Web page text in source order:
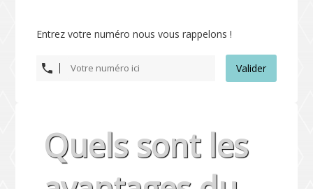
Entrez votre numéro nous vous rappelons !
Valider
Quels sont les